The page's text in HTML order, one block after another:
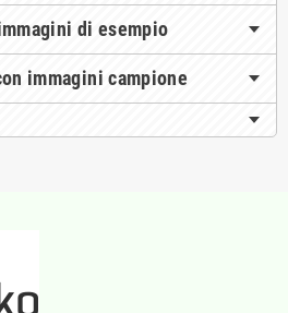
di esempio
immagini campione